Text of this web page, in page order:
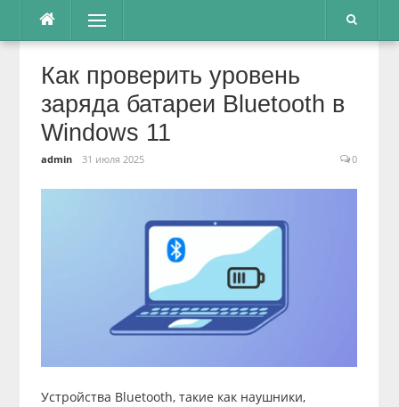
Перейти
содержимому
Меню
Как проверить уровень
заряда батареи Bluetooth в
Windows 11
admin 31 июля 2025 0
Устройства Bluetooth, такие как наушники,